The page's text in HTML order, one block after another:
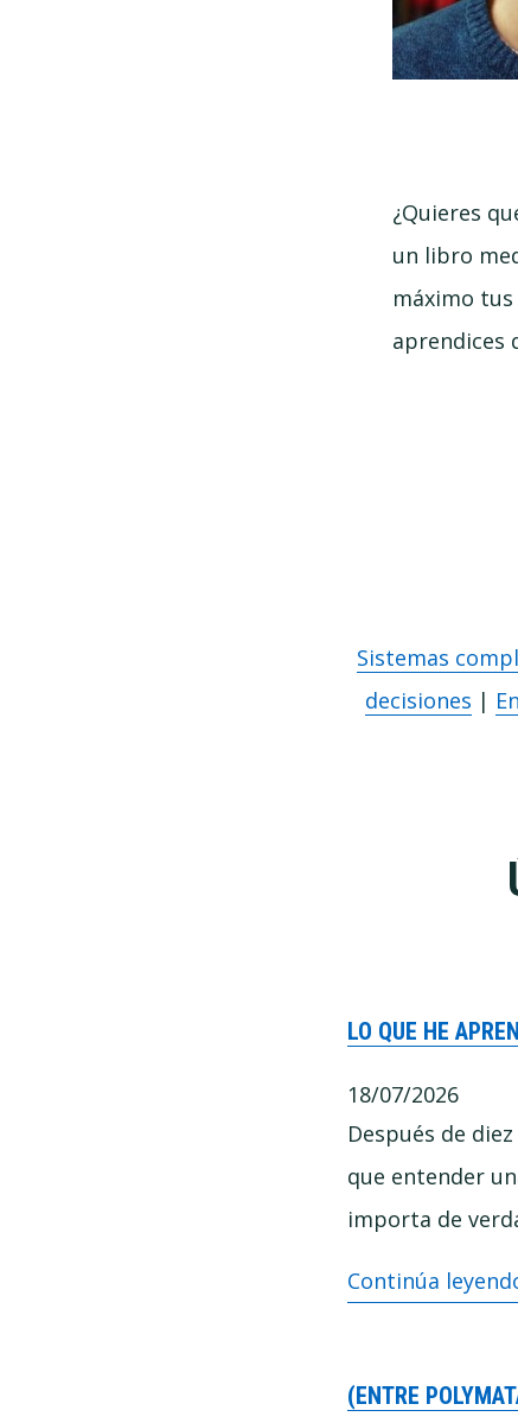
¿Quieres
un libro
máximo
aprendices
Sistemas
decisiones |
LO QUE HE
18/07/2026
Después de
que entender
importa de
Continúa
Lo
aprendido
(ENTRE